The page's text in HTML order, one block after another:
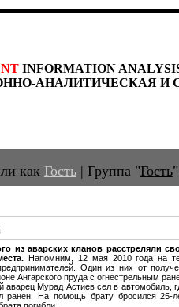
INFORMATION
АНАЛИТИЧЕСКАЯ И
как Гость| Группа"Гость"
из аварских кланов расстреляли
Напомним, 12 мая 2010 года на
Один из них от
Ангарского пруда с огнестрельным
аварец Мурад Астиев сел в автомобиль,
ранен. На помощь брату бросился